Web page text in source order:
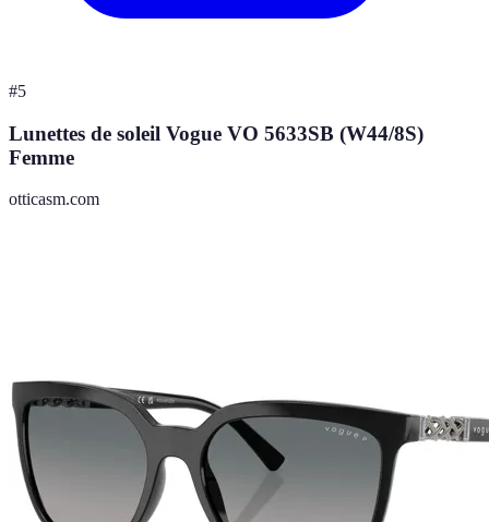
#5
Lunettes de soleil Vogue VO 5633SB (W44/8S)
Femme
otticasm.com